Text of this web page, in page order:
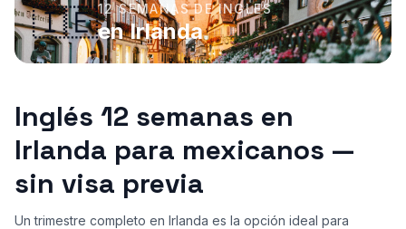
🇮🇪12 SEMANAS DE INGLES
en Irlanda
Inglés 12 semanas en
Irlanda para mexicanos —
sin visa previa
Un trimestre completo en Irlanda es la opción ideal para